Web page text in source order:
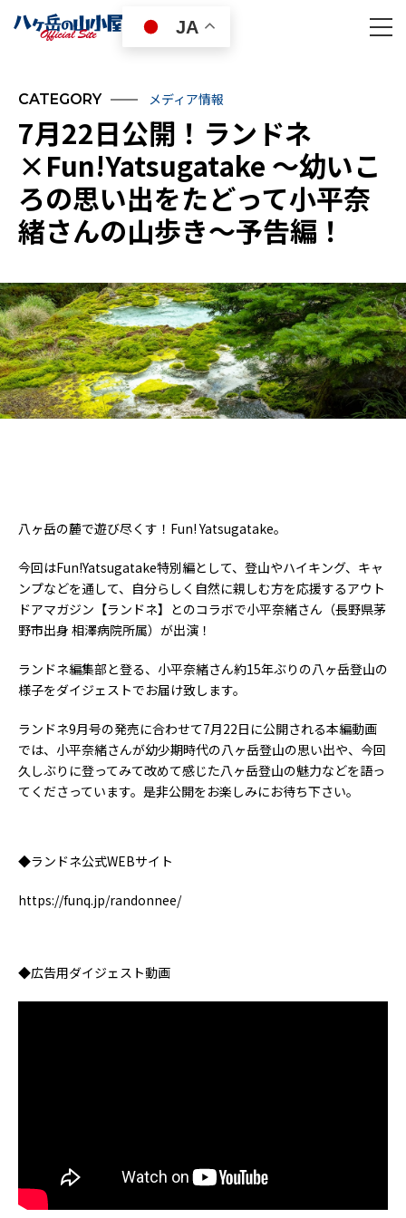
JA
CATEGORY メディア情報
7月22日公開！ランドネ
×Fun!Yatsugatake 〜幼いこ
ろの思い出をたどって小平奈
緒さんの山歩き〜予告編！
八ヶ岳の麓で遊び尽くす！Fun! Yatsugatake。
今回はFun!Yatsugatake特別編として、登山やハイキング、キャ
ンプなどを通して、自分らしく自然に親しむ方を応援するアウト
ドアマガジン【ランドネ】とのコラボで小平奈緒さん（長野県茅
野市出身 相澤病院所属）が出演！
ランドネ編集部と登る、小平奈緒さん約15年ぶりの八ヶ岳登山の
様子をダイジェストでお届け致します。
ランドネ9月号の発売に合わせて7月22日に公開される本編動画
では、小平奈緒さんが幼少期時代の八ヶ岳登山の思い出や、今回
久しぶりに登ってみて改めて感じた八ヶ岳登山の魅力などを語っ
てくださっています。是非公開をお楽しみにお待ち下さい。
◆ランドネ公式WEBサイト
https://funq.jp/randonnee/
◆広告用ダイジェスト動画